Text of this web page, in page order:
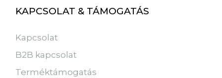
KAPCSOLAT & TÁMOGATÁS
Kapcsolat
B2B kapcsolat
Terméktámogatás